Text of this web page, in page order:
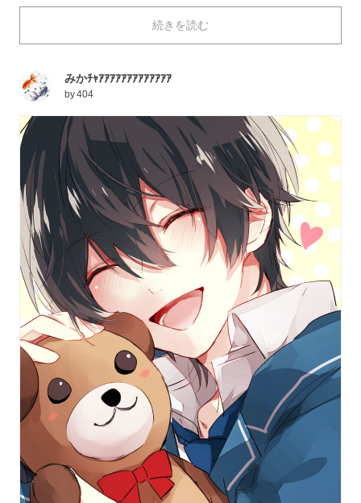
わず笑顔になってしまいますね。眩し過ぎるこの表情
が、いつまでも曇ることなく続くことを願っています。
今回は、「守りたい、この笑顔」のイラストを特集しま
続きを読む
みかﾁｬｱｱｱｱｱｱｱｱｱｱｱｱｱ
by404